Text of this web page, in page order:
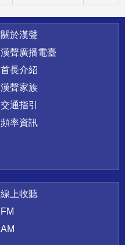
關於漢聲
漢聲廣播電臺
首長介紹
漢聲家族
交通指引
頻率資訊
線上收聽
FM
AM